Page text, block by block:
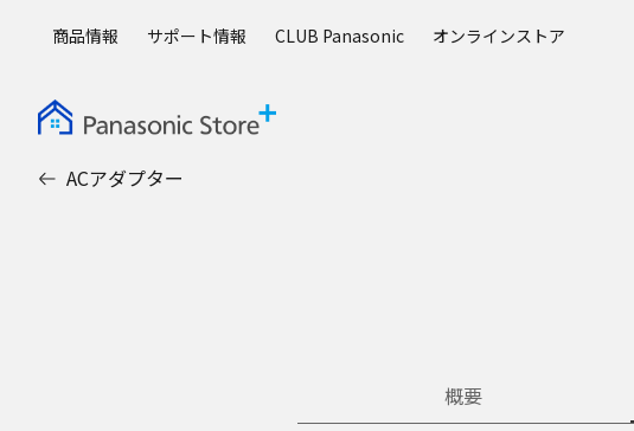
商品情報 サポート情報 CLUB Panasonic オンラインストア
ACアダプター
概要